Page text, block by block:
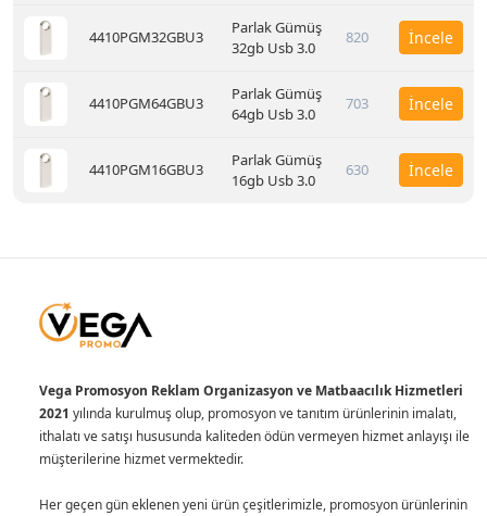
4410PGM32GBU3
Parlak Gümüş
32gb Usb 3.0
820 İncele
4410PGM64GBU3
Parlak Gümüş
64gb Usb 3.0
703 İncele
4410PGM16GBU3
Parlak Gümüş
16gb Usb 3.0
630 İncele
Vega Promosyon Reklam Organizasyon ve Matbaacılık Hizmetleri
2021 yılında kurulmuş olup, promosyon ve tanıtım ürünlerinin imalatı,
ithalatı ve satışı hususunda kaliteden ödün vermeyen hizmet anlayışı ile
müşterilerine hizmet vermektedir.
Her geçen gün eklenen yeni ürün çeşitlerimizle, promosyon ürünlerinin